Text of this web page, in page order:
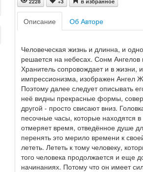
Описание Об Авторе
Человеческая жизнь и длинна, и
решается на небесах. Сонм Ангелов
Хранитель сопровождает и в
импрессионизма, изображен Ангел
Поэтому далее следует описывать
неё видны прекрасные формы,
другой - просто свисают вниз.
песочные часы, которые находятся
отмеряет время, отведённое душе
перенять это мерило времени к
лететь. Лететь к тому человеку,
того человека продолжается и еще
начинаниях. Потому что он имеет